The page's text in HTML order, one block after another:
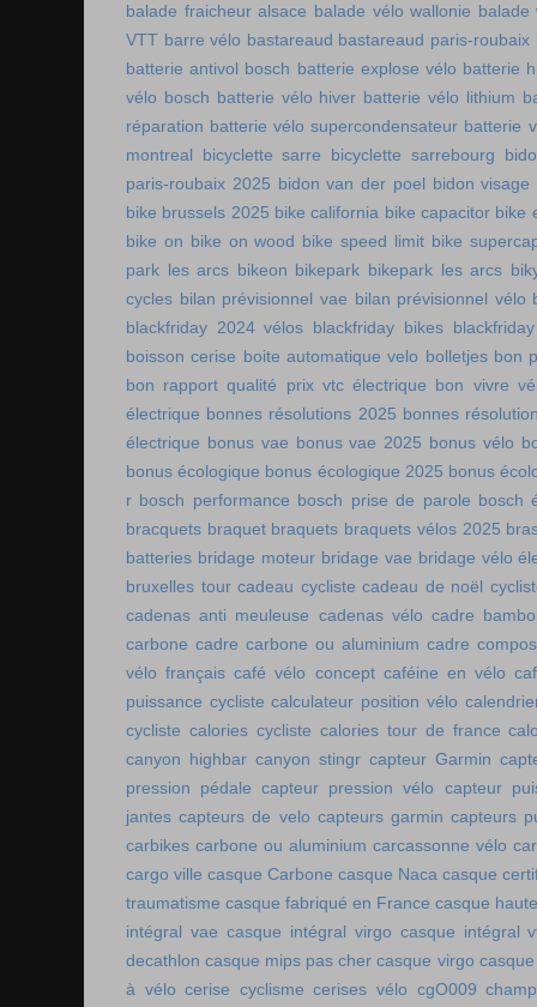
balade fraicheur alsace balade vélo wallonie balade
VTT barre vélo bastareaud bastareaud paris-roubaix
batterie antivol bosch batterie explose vélo batterie
vélo bosch batterie vélo hiver batterie vélo lithium
réparation batterie vélo supercondensateur batterie
montreal
bicyclette sarre bicyclette sarrebourg
paris-roubaix 2025 bidon van der poel bidon visage
bike brussels 2025 bike california bike capacitor bike
bike on bike on wood bike speed limit bike
park les arcs bikeon bikepark bikepark les arcs
cycles bilan prévisionnel vae bilan prévisionnel vélo
blackfriday 2024 vélos blackfriday bikes
boisson cerise boite automatique velo bolletjes bon
bon rapport qualité prix vtc électrique bon vivre
électrique bonnes résolutions 2025 bonnes
électrique bonus vae bonus vae 2025 bonus vélo
bonus écologique bonus écologique 2025 bonus
r bosch performance bosch prise de parole bosch
bracquets braquet braquets braquets vélos 2025
batteries bridage moteur bridage vae bridage vélo
bruxelles tour cadeau cycliste cadeau de noël
cadenas anti meuleuse cadenas vélo cadre
carbone cadre carbone ou aluminium cadre
vélo français café vélo concept caféine en vélo
puissance cycliste calculateur position vélo
cycliste calories cycliste calories tour de france
canyon highbar canyon stingr capteur Garmin
pression pédale capteur pression vélo
capteur
jantes capteurs de velo capteurs garmin capteurs
carbikes carbone ou aluminium carcassonne vélo
cargo ville casque Carbone casque Naca casque
traumatisme casque fabriqué en France casque
intégral vae casque intégral virgo casque intégral
decathlon casque mips pas cher casque virgo
à vélo cerise cyclisme cerises vélo cgO009